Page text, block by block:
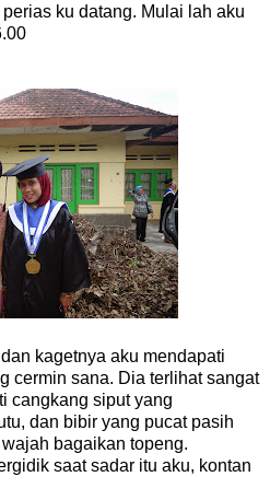
ku datang. Mulai lah aku
kagetnya aku mendapati
cermin sana. Dia terlihat sangat
cangkang siput yang
dan bibir yang pucat pasih
bagaikan topeng.
saat sadar itu aku, kontan